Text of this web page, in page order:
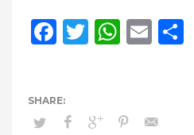
Facebook
Twitter